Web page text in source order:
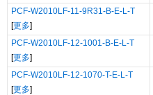
PCF-W2010LF-11-9R31-B-E-L-T
[更多]
PCF-W2010LF-12-1001-B-E-L-T
[更多]
PCF-W2010LF-12-1070-T-E-L-T
[更多]